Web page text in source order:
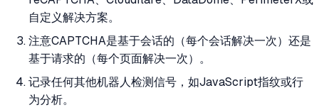
自定义解决方案。
注意CAPTCHA是基于会话的（每个会话解决一次）还是
基于请求的（每个页面解决一次）。
记录任何其他机器人检测信号，如JavaScript指纹或行
为分析。